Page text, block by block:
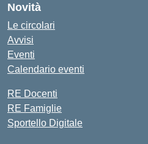
Novità
Le circolari
Avvisi
Eventi
Calendario eventi
RE Docenti
RE Famiglie
Sportello Digitale